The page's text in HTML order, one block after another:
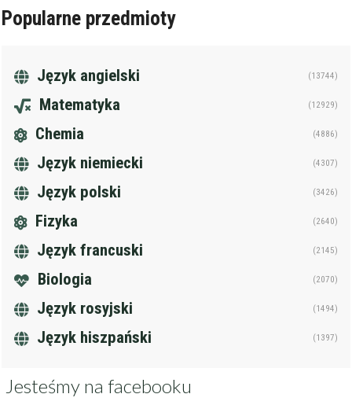
Popularne przedmioty
Język angielski (13744)
Matematyka (12929)
Chemia (4886)
Język niemiecki (4307)
Język polski (3426)
Fizyka (2640)
Język francuski (2145)
Biologia (2070)
Język rosyjski (1494)
Język hiszpański (1397)
Jesteśmy na facebooku